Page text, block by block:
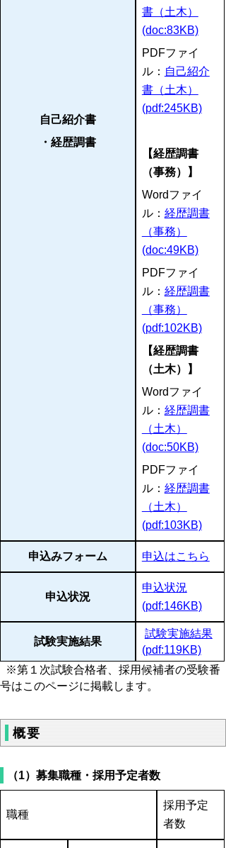
自己紹介書
・経歴調書
書（土木）
(doc:83KB)
PDFファイ
ル： 自己紹介
書（土木）
(pdf:245KB)
【経歴調書
（事務）】
Wordファイ
ル： 経歴調書
（事務）
(doc:49KB)
PDFファイ
ル： 経歴調書
（事務）
(pdf:102KB)
【経歴調書
（土木）】
Wordファイ
ル： 経歴調書
（土木）
(doc:50KB)
PDFファイ
ル： 経歴調書
（土木）
(pdf:103KB)
申込みフォーム 申込はこちら
申込状況
申込状況
(pdf:146KB)
試験実施結果
試験実施結果
(pdf:119KB)
※第１次試験合格者、採用候補者の受験番
号はこのページに掲載します。
概要
（1）募集職種・採用予定者数
職種
採用予定
者数